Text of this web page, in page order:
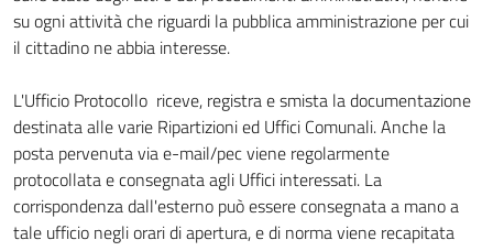
su ogni attività che riguardi la pubblica amministrazione per cui
il cittadino ne abbia interesse.
L'Ufficio Protocollo riceve, registra e smista la documentazione
destinata alle varie Ripartizioni ed Uffici Comunali. Anche la
posta pervenuta via e-mail/pec viene regolarmente
protocollata e consegnata agli Uffici interessati. La
corrispondenza dall'esterno può essere consegnata a mano a
tale ufficio negli orari di apertura, e di norma viene recapitata